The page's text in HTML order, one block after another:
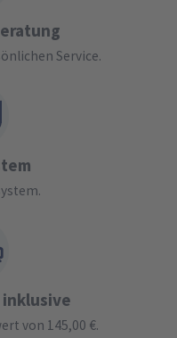
Service.
von 145,00 €.